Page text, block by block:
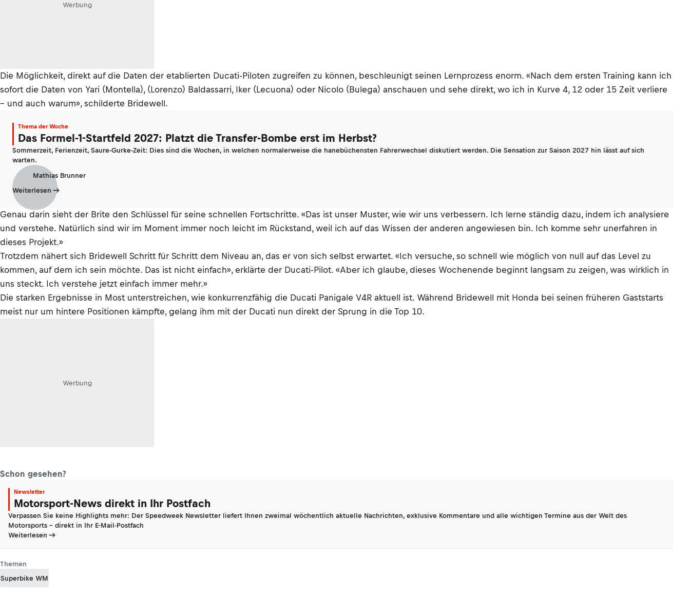
Werbung
Die Möglichkeit, direkt auf die Daten der etablierten Ducati-Piloten zugreifen zu können, beschleunigt seinen Lernprozess enorm. «Nach dem ersten Training kann ich
sofort die Daten von Yari (Montella), (Lorenzo) Baldassarri, Iker (Lecuona) oder Nicolo (Bulega) anschauen und sehe direkt, wo ich in Kurve 4, 12 oder 15 Zeit verliere
– und auch warum», schilderte Bridewell.
Thema der Woche
Das Formel-1-Startfeld 2027: Platzt die Transfer-Bombe erst im Herbst?
Sommerzeit, Ferienzeit, Saure-Gurke-Zeit: Dies sind die Wochen, in welchen normalerweise die hanebüchensten Fahrerwechsel diskutiert werden. Die Sensation zur Saison 2027 hin lässt auf sich
warten.
Mathias Brunner
Weiterlesen
Genau darin sieht der Brite den Schlüssel für seine schnellen Fortschritte. «Das ist unser Muster, wie wir uns verbessern. Ich lerne ständig dazu, indem ich analysiere
und verstehe. Natürlich sind wir im Moment immer noch leicht im Rückstand, weil ich auf das Wissen der anderen angewiesen bin. Ich komme sehr unerfahren in
dieses Projekt.»
Trotzdem nähert sich Bridewell Schritt für Schritt dem Niveau an, das er von sich selbst erwartet. «Ich versuche, so schnell wie möglich von null auf das Level zu
kommen, auf dem ich sein möchte. Das ist nicht einfach», erklärte der Ducati-Pilot. «Aber ich glaube, dieses Wochenende beginnt langsam zu zeigen, was wirklich in
uns steckt. Ich verstehe jetzt einfach immer mehr.»
Die starken Ergebnisse in Most unterstreichen, wie konkurrenzfähig die Ducati Panigale V4R aktuell ist. Während Bridewell mit Honda bei seinen früheren Gaststarts
meist nur um hintere Positionen kämpfte, gelang ihm mit der Ducati nun direkt der Sprung in die Top 10.
Werbung
Schon gesehen?
Newsletter
Motorsport-News direkt in Ihr Postfach
Verpassen Sie keine Highlights mehr: Der Speedweek Newsletter liefert Ihnen zweimal wöchentlich aktuelle Nachrichten, exklusive Kommentare und alle wichtigen Termine aus der Welt des
Motorsports - direkt in Ihr E-Mail-Postfach
Weiterlesen
Themen
Superbike WM